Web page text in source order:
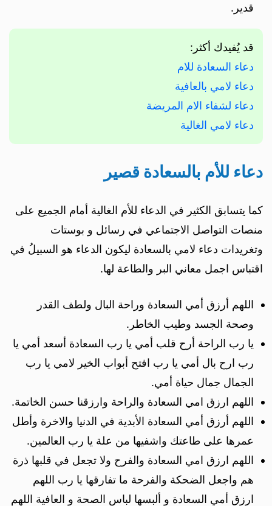
قدير.
قد يُفيدك أكثر:
دعاء السعادة للام
دعاء لامي بالعافية
دعاء لشفاء الام المريضة
دعاء لامي الغالية
دعاء للأم بالسعادة قصير
كما يتسابق الكثير في الدعاء للأم الغالية أمام الجميع على
منصات التواصل الاجتماعي في رسائل و بوستات
وتغريدات دعاء لامي بالسعادة ليكون الدعاء هو السبيلُ في
اقتباس اجمل معاني البر والطاعة لها.
اللهم أرزق أمي السعادة وراحة البال ولطف القدر
وصحة الجسد وطيب الخاطر.
يا رب الراحة أرح قلب أمي يا رب السعادة أسعد أمي يا
رب ارح بال أمي يا رب افتح أبواب الخير لامي يا رب
الجمال جمال حياة أمي.
اللهم ارزق امي السعادة والراحة وارزقنا حسن الخاتمة.
اللهم أرزق أمي السعادة الأبدية في الدنيا والاخرة وأطل
عمرها على طاعتك واشفيها من علة يا رب العالمين.
اللهم ارزق امي السعادة والفرح ولا تجعل في قلبها ذرة
هم واجعل الضحكة والفرحة ما تفارقها يا رب اللهم
ارزق أمي السعادة و ألبسها لباس الصحة و العافية اللهم